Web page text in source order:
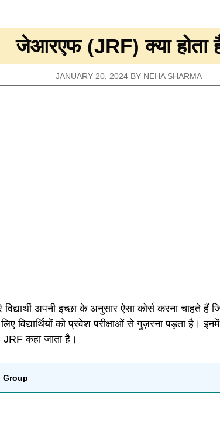
जेआरएफ (JRF) क्या होता
JANUARY 20, 2024 BY NEHA SHARMA
अपनी इच्छा के अनुसार ऐसा कोर्स करना चाहते हैं
विद्यार्थियों को प्रवेश परीक्षाओं से गुज़रना पड़ता है।
JRF कहा जाता है।
Group